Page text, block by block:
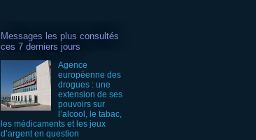
Messages les plus consultés
ces 7 derniers jours
Agence
européenne des
drogues : une
extension de ses
pouvoirs sur
l’alcool, le tabac,
les médicaments et les jeux
d’argent en question